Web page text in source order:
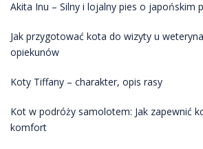
Akita Inu – Silny i lojalny pies o japońskim
Jak przygotować kota do wizyty u
opiekunów
Koty Tiffany – charakter, opis rasy
Kot w podróży samolotem: Jak zapewnić
komfort